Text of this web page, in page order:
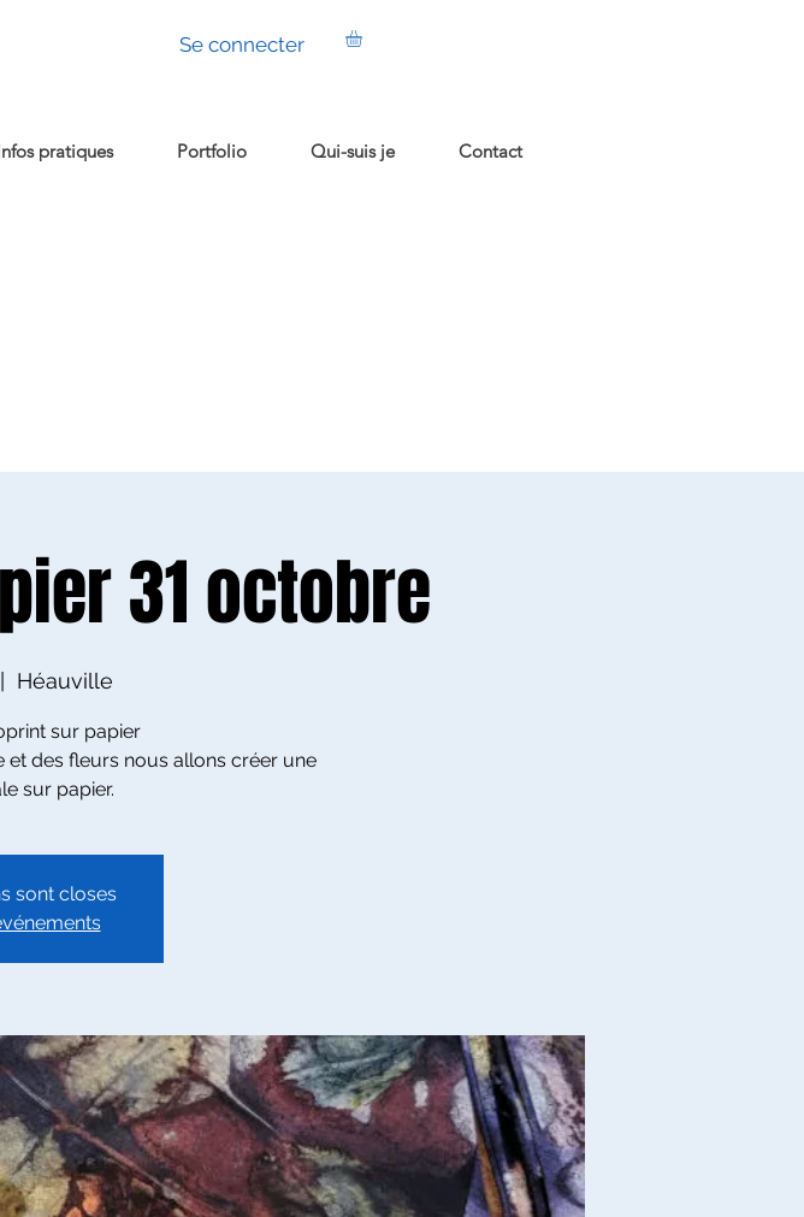
Se connecter
31 octobre
Héauville
sur papier
et des fleurs nous allons créer une
sur papier.
sont closes
pratiques Portfolio Qui-suis je Contact